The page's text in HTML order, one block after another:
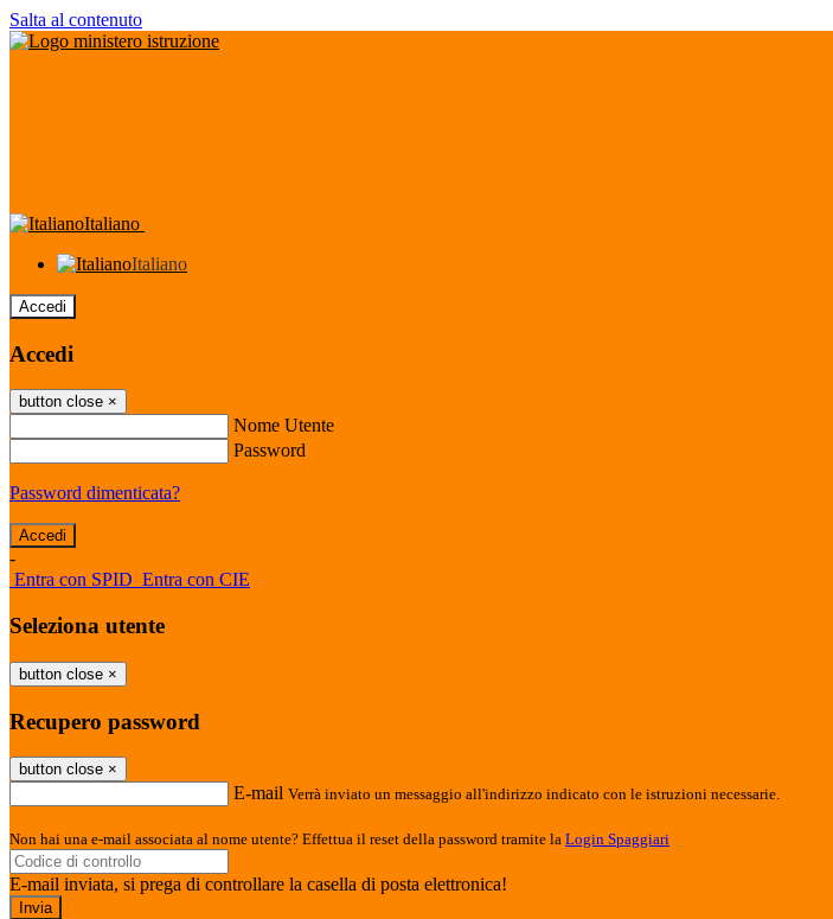
Salta al contenuto
Italiano
Italiano
Accedi
Accedi
button close ×
Nome Utente
Password
Password dimenticata?
-
Entra con SPID Entra con CIE
Seleziona utente
button close ×
Recupero password
button close ×
E-mail Verrà inviato un messaggio all'indirizzo indicato con le istruzioni necessarie.
Non hai una e-mail associata al nome utente? Effettua il reset della password tramite la Login Spaggiari
E-mail inviata, si prega di controllare la casella di posta elettronica!